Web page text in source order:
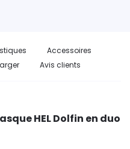
Accessoires
Avis clients
HEL Dolfin en duo